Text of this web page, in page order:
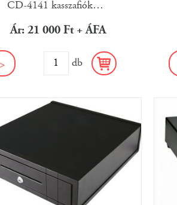
CD-4141 kasszafiók…
Ár: 21 000 Ft + ÁFA
db